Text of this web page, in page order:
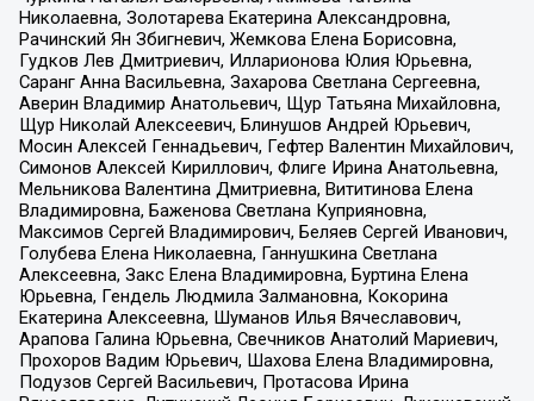
Николаевна, Золотарева Екатерина Александровна,
Рачинский Ян Збигневич, Жемкова Елена Борисовна,
Гудков Лев Дмитриевич, Илларионова Юлия Юрьевна,
Саранг Анна Васильевна, Захарова Светлана Сергеевна,
Аверин Владимир Анатольевич, Щур Татьяна Михайловна,
Щур Николай Алексеевич, Блинушов Андрей Юрьевич,
Мосин Алексей Геннадьевич, Гефтер Валентин Михайлович,
Симонов Алексей Кириллович, Флиге Ирина Анатольевна,
Мельникова Валентина Дмитриевна, Вититинова Елена
Владимировна, Баженова Светлана Куприяновна,
Максимов Сергей Владимирович, Беляев Сергей Иванович,
Голубева Елена Николаевна, Ганнушкина Светлана
Алексеевна, Закс Елена Владимировна, Буртина Елена
Юрьевна, Гендель Людмила Залмановна, Кокорина
Екатерина Алексеевна, Шуманов Илья Вячеславович,
Арапова Галина Юрьевна, Свечников Анатолий Мариевич,
Прохоров Вадим Юрьевич, Шахова Елена Владимировна,
Подузов Сергей Васильевич, Протасова Ирина